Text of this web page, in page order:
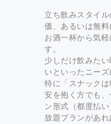
立ち飲みスタイ
価、あるいは無料
お酒一杯から気
す。
少しだけ飲みた
いといったニーズ
特に「スナック
安を抱く方でも
ン形式（都度払
放題プランがあれ